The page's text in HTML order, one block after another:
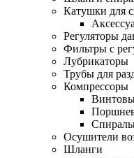
Катушки для
Регуляторы
Фильтры с
Лубрикаторы
Трубы для
Компрессоры
Осушители
Шланги